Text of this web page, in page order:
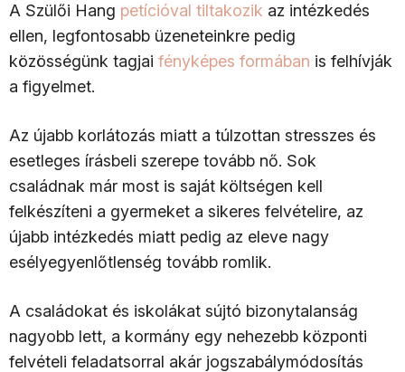
A Szülői Hang petícióval tiltakozik az intézkedés
ellen, legfontosabb üzeneteinkre pedig
közösségünk tagjai fényképes formában is felhívják
a figyelmet.
Az újabb korlátozás miatt a túlzottan stresszes és
esetleges írásbeli szerepe tovább nő. Sok
családnak már most is saját költségen kell
felkészíteni a gyermeket a sikeres felvételire, az
újabb intézkedés miatt pedig az eleve nagy
esélyegyenlőtlenség tovább romlik.
A családokat és iskolákat sújtó bizonytalanság
nagyobb lett, a kormány egy nehezebb központi
felvételi feladatsorral akár jogszabálymódosítás